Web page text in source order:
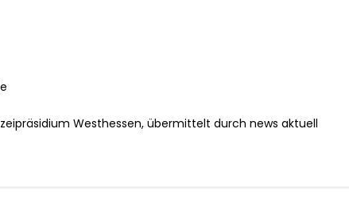
Westhessen, übermittelt durch news aktuell